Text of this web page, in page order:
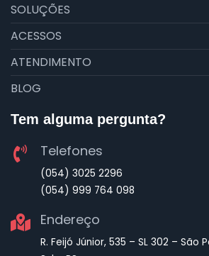
SOLUÇÕES
ACESSOS
ATENDIMENTO
BLOG
Tem alguma pergunta?
Telefones
(054) 3025 2296
(054) 999 764 098
Endereço
R. Feijó Júnior, 535 – SL 302 – São